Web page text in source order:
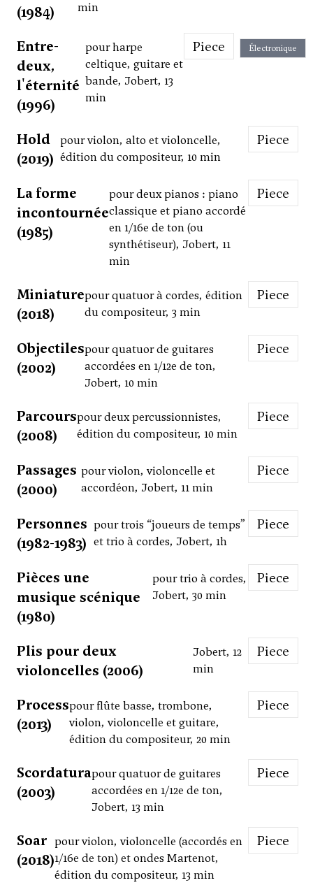
(1984)
min
Entre-
deux,
l'éternité
(1996)
pour harpe
celtique, guitare et
bande, Jobert, 13
min
Piece Électronique
Hold
(2019)
pour violon, alto et violoncelle,
édition du compositeur, 10 min
Piece
La forme
incontournée
(1985)
pour deux pianos : piano
classique et piano accordé
en 1/16e de ton (ou
synthétiseur), Jobert, 11
min
Piece
Miniature
(2018)
pour quatuor à cordes, édition
du compositeur, 3 min
Piece
Objectiles
(2002)
pour quatuor de guitares
accordées en 1/12e de ton,
Jobert, 10 min
Piece
Parcours
(2008)
pour deux percussionnistes,
édition du compositeur, 10 min
Piece
Passages
(2000)
pour violon, violoncelle et
accordéon, Jobert, 11 min
Piece
Personnes
(1982-1983)
pour trois “joueurs de temps”
et trio à cordes, Jobert, 1h
Piece
Pièces une
musique scénique
(1980)
pour trio à cordes,
Jobert, 30 min
Piece
Plis pour deux
violoncelles (2006)
Jobert, 12
min
Piece
Process
(2013)
pour flûte basse, trombone,
violon, violoncelle et guitare,
édition du compositeur, 20 min
Piece
Scordatura
(2003)
pour quatuor de guitares
accordées en 1/12e de ton,
Jobert, 13 min
Piece
Soar
(2018)
pour violon, violoncelle (accordés en
1/16e de ton) et ondes Martenot,
édition du compositeur, 13 min
Piece